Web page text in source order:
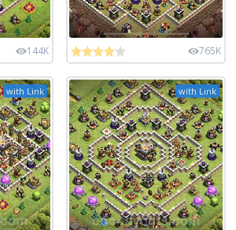
144K 765K
with Link with Link